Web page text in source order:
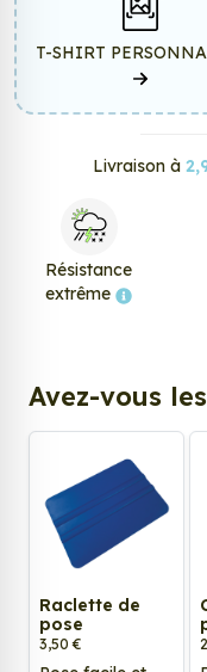
T-SHIRT
Livraison à
Résistance
extrême
Avez-vous
Raclette de
pose
3,50 €